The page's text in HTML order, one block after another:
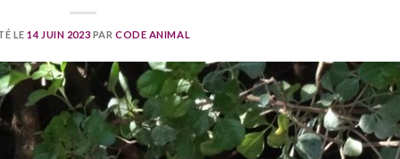
LE14 JUIN 2023 PAR CODE ANIMAL